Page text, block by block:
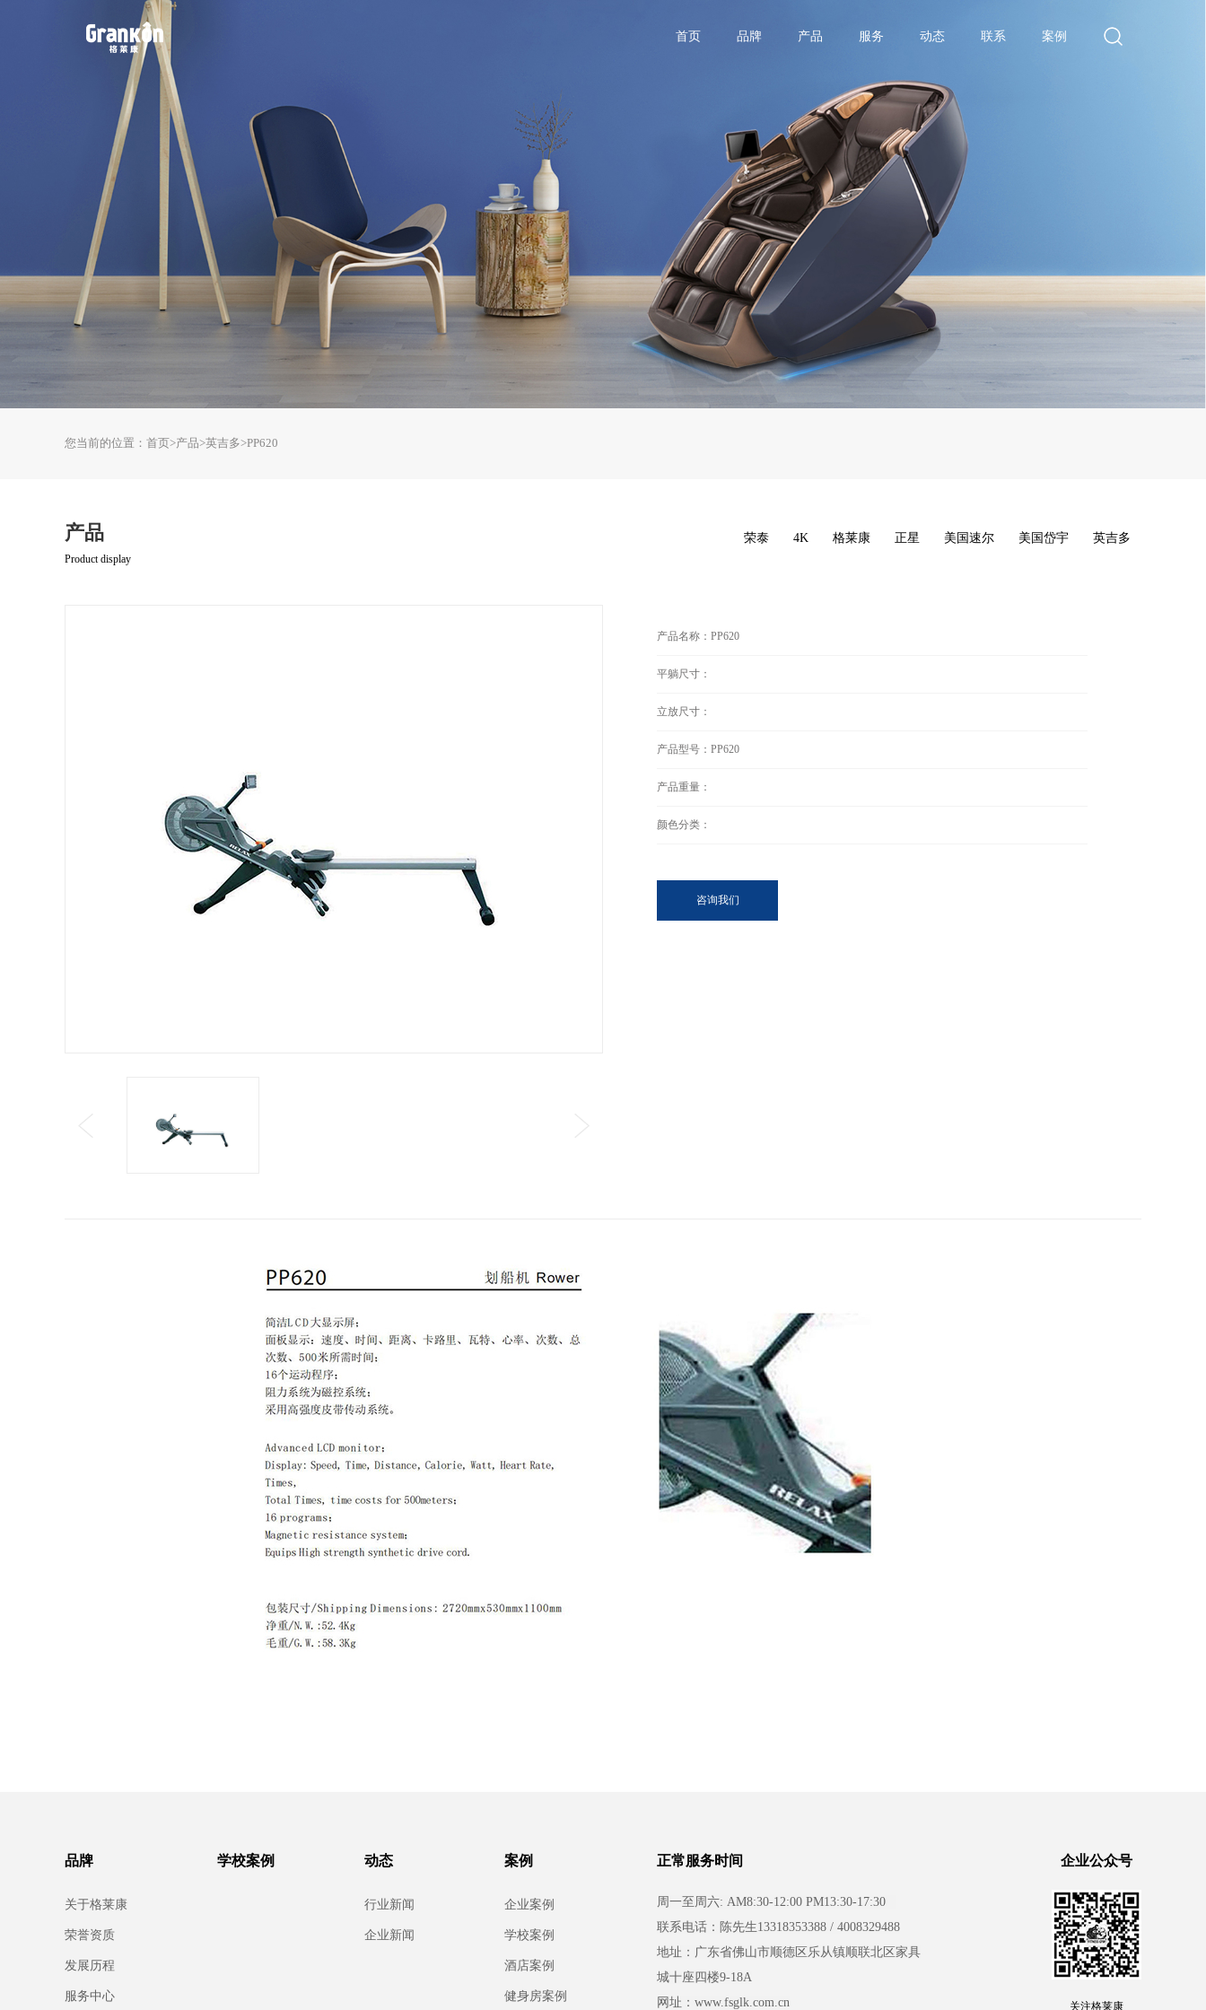
网站首页
案例
首页 品牌 产品 服务 动态 联系 案例
您当前的位置： 首页>产品>英吉多>PP620
产品
Product display
荣泰 4K 格莱康 正星 美国速尔 美国岱宇 英吉多
产品名称：PP620
平躺尺寸：
立放尺寸：
产品型号：PP620
产品重量：
颜色分类：
咨询我们
品牌
关于格莱康
荣誉资质
发展历程
服务中心
学校案例 动态
行业新闻
企业新闻
案例
企业案例
学校案例
酒店案例
健身房案例
正常服务时间
周一至周六: AM8:30-12:00 PM13:30-17:30
联系电话： 陈先生13318353388 / 4008329488
地址：广东省佛山市顺德区乐从镇顺联北区家具
城十座四楼9-18A
网址：www.fsglk.com.cn
企业公众号
关注格莱康